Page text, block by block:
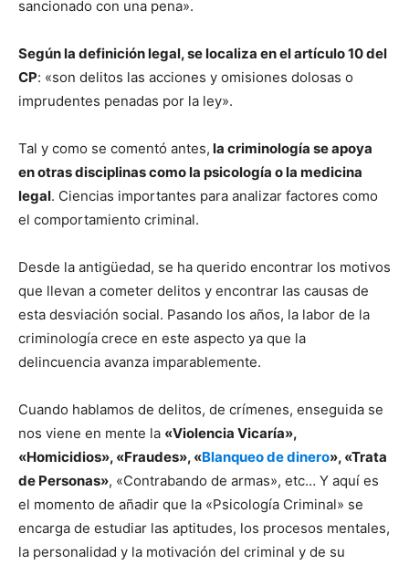
sancionado con una pena».
Según la definición legal, se localiza en el artículo 10 del
CP: «son delitos las acciones y omisiones dolosas o
imprudentes penadas por la ley».
Tal y como se comentó antes, la criminología se apoya
en otras disciplinas como la psicología o la medicina
legal. Ciencias importantes para analizar factores como
el comportamiento criminal.
Desde la antigüedad, se ha querido encontrar los motivos
que llevan a cometer delitos y encontrar las causas de
esta desviación social. Pasando los años, la labor de la
criminología crece en este aspecto ya que la
delincuencia avanza imparablemente.
Cuando hablamos de delitos, de crímenes, enseguida se
nos viene en mente la «Violencia Vicaría»,
«Homicidios», «Fraudes», «Blanqueo de dinero», «Trata
de Personas», «Contrabando de armas», etc… Y aquí es
el momento de añadir que la «Psicología Criminal» se
encarga de estudiar las aptitudes, los procesos mentales,
la personalidad y la motivación del criminal y de su